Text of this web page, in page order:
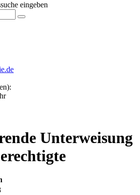
eingeben
Unterweisung